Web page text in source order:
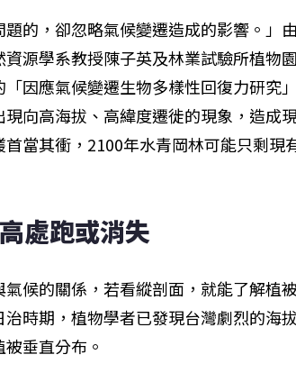
題的，卻忽略氣候變遷造成的影響。」
源學系教授陳子英及林業試驗所植物
因應氣候變遷生物多樣性回復力研究
向高海拔、高緯度遷徙的現象，造成
當其衝，2100年水青岡林可能只剩現
處跑或消失
氣候的關係，若看縱剖面，就能了解植
時期，植物學者已發現台灣劇烈的海
垂直分布。